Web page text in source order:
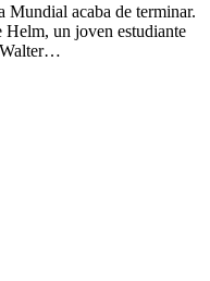
acaba de terminar.
Helm, un joven estudiante
Walter…